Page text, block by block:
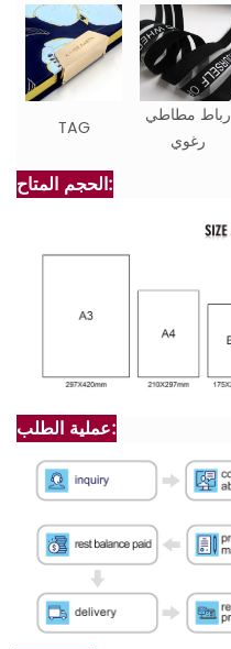
TAG
رباط مطاطي
رغوي
الحجم المتاح:
عملية الطلب: